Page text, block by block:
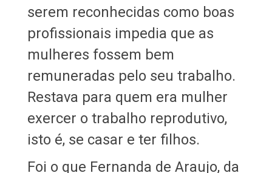
serem reconhecidas como boas
profissionais impedia que as
mulheres fossem bem
remuneradas pelo seu trabalho.
Restava para quem era mulher
exercer o trabalho reprodutivo,
isto é, se casar e ter filhos.
Foi o que Fernanda de Araujo, da